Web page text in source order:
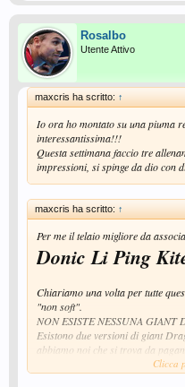
Rosalbo
Utente Attivo
maxcris ha scritto: ↑
Io ora ho montato su una piuma
interessantissima!!!
Questa settimana faccio tre
impressioni, si spinge da dio con
maxcris ha scritto: ↑
Per me il telaio migliore da
Donic Li Ping
Chiariamo una volta per tutte
"non soft".
NON ESISTE NESSUNA GIANT
Esistono due versioni di giant
abbiamo noi che si trova da
esiste uan versione che si
venduta.
Clicca